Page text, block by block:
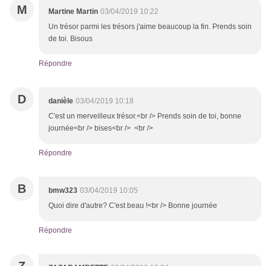
M Martine Martin 03/04/2019 10:22
Un trésor parmi les trésors j'aime beaucoup la fin. Prends soin
de toi. Bisous
Répondre
D danièle 03/04/2019 10:18
C'est un merveilleux trésor.<br /> Prends soin de toi, bonne
journée<br /> bises<br /> <br />
Répondre
B bmw323 03/04/2019 10:05
Quoi dire d'autre? C'est beau !<br /> Bonne journée
Répondre